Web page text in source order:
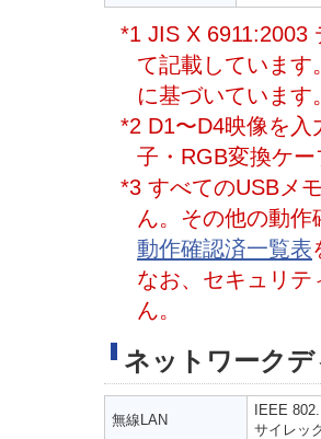
*1 JIS X 6911:2003
て記載していま
に基づいています
*2 D1〜D4映像を
子・RGB変換ケ
*3 すべてのUSBメ
ん。その他の動
動作確認済一覧表
なお、セキュリテ
ん。
ネットワーク
無線LAN
IEEE
サイレッ